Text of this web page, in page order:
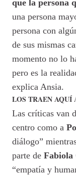
que la persona
una persona
persona con
de sus mismas
momento no lo
pero es la
explica Ansia.
LOS TRAEN AQUÍ
Las críticas van
centro como a
diálogo”
parte de Fabiola
“empatía y